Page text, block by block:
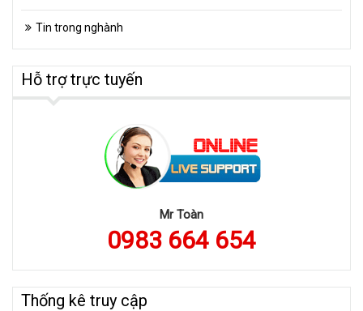
Tin trong nghành
Hỗ trợ trực tuyến
Mr Toàn
0983 664 654
Thống kê truy cập